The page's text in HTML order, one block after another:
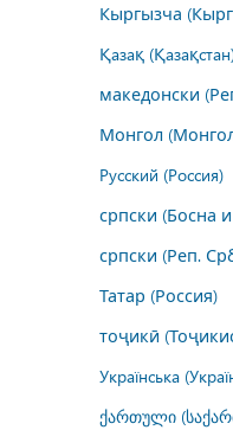
Кыргызча
Қазақ
македонски
Монгол
Русский (Россия)
српски (Босна
српски (Реп.
Татар (Россия)
тоҷикӣ
Українська
ქართული